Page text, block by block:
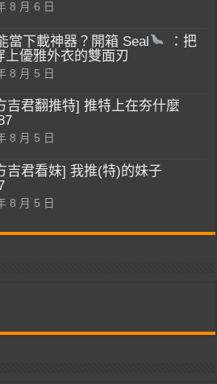
8 月 6 日
當下載神器？開箱 Seal
：把
上優雅外衣的雙面刃
8 月 5 日
吉君翻推特] 推特上在夯什麼
8 月 5 日
吉君看妹] 我推(特)的妹子
8 月 5 日